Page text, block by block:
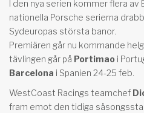
I den nya serien kommer flera av
nationella Porsche serierna
Sydeuropas största banor.
Premiären går nu kommande
tävlingen går på Portimao i
Barcelona i Spanien 24-25 feb.
WestCoast Racings teamchef
fram emot den tidiga